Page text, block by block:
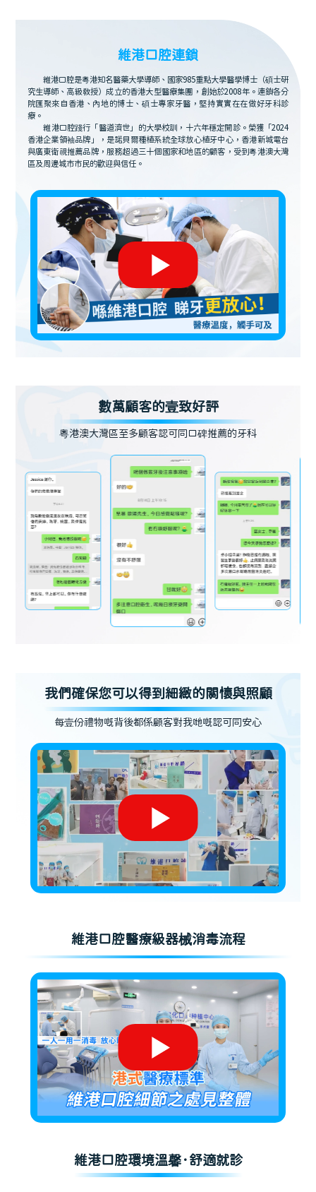
維港口腔連鎖
維港口腔是粵港知名醫藥大學導師、國家985重點大學醫學博士（碩士研
究生導師、高級教授）成立的香港大型醫療集團，創始於2008年。連鎖各分
院匯聚來自香港、內地的博士、碩士專家牙醫，堅持實實在在做好牙科診
療。
維港口腔踐行「醫道濟世」的大學校訓，十六年穩定開診。榮獲「2024
香港企業領袖品牌」，是諾貝爾種植系統全球放心植牙中心，香港新城電台
與廣東衛視推薦品牌，服務超過三十個國家和地區的顧客，受到粵港澳大灣
區及周邊城市市民的歡迎與信任。
數萬顧客的壹致好評
粵港澳大灣區至多顧客認可同口碑推薦的牙科
我們確保您可以得到細緻的關懷與照顧
每壹份禮物嘅背後都係顧客對我哋嘅認可同安心
維港口腔醫療級器械消毒流程
維港口腔環境溫馨·舒適就診